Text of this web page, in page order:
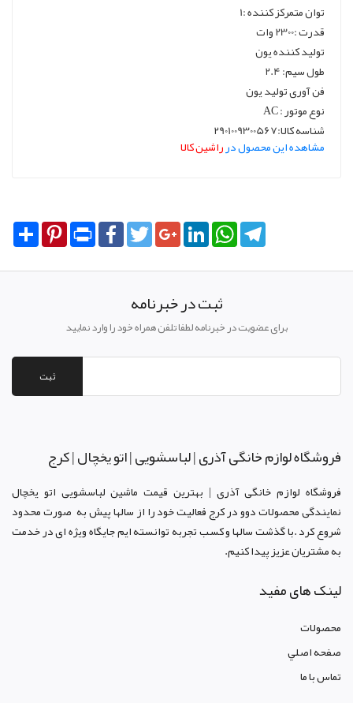
توان متمرکز کننده :1
قدرت :2300 وات
تولید کننده یون
طول سیم: 2.4
فن آوری تولید یون
نوع موتور : AC
شناسه کالا:2901009300567
مشاهده این محصول درراشین کالا
Share PinterestPrint FacebookTwitterGoogle+LinkedInWhatsApp
ثبت در خبرنامه
برای عضویت در خبرنامه لطفا تلفن همراه خود را وارد نمایید
ثبت
فروشگاه لوازم خانگی آذری | لباسشویی | اتو یخچال | کرج
فروشگاه لوازم خانگی آذری | بهترین قیمت ماشین لباسشویی اتو یخچال
نمایندگی محصولات دوو در کرجفعالیت خود را از سالها پیش به صورت محدود
شروع کرد .با گذشت سالها و کسب تجربه توانسته ایم جایگاه ویژه ای در خدمت
به مشتریان عزیز پیدا کنیم.
لینک های مفید
محصولات
صفحه اصلي
تماس با ما